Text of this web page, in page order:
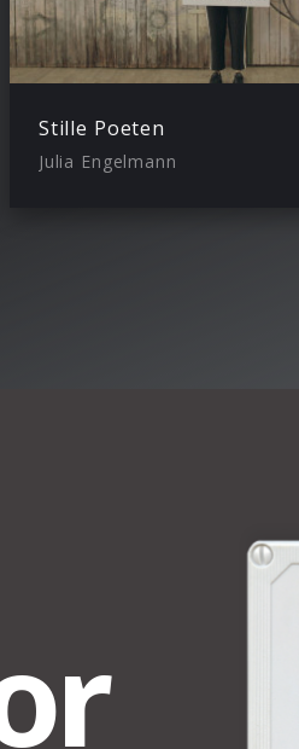
Stille Poeten
Julia Engelmann